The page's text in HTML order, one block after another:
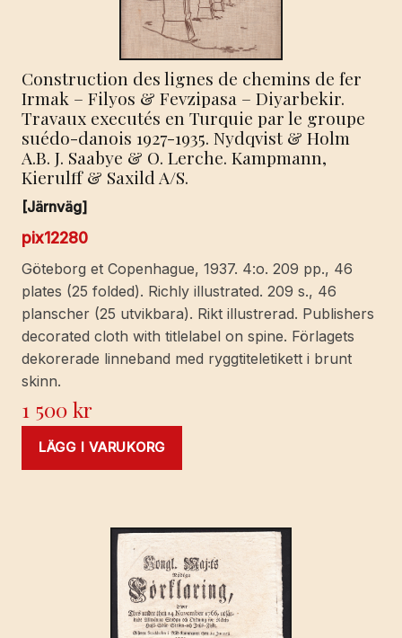
Construction des lignes de chemins de fer
Irmak – Filyos & Fevzipasa – Diyarbekir.
Travaux executés en Turquie par le groupe
suédo-danois 1927-1935. Nydqvist & Holm
A.B. J. Saabye & O. Lerche. Kampmann,
Kierulff & Saxild A/S.
[Järnväg]
pix12280
Göteborg et Copenhague, 1937. 4:o. 209 pp., 46
plates (25 folded). Richly illustrated. 209 s., 46
planscher (25 utvikbara). Rikt illustrerad. Publishers
decorated cloth with titlelabel on spine. Förlagets
dekorerade linneband med ryggtiteletikett i brunt
skinn.
1 500kr
LÄGG I VARUKORG